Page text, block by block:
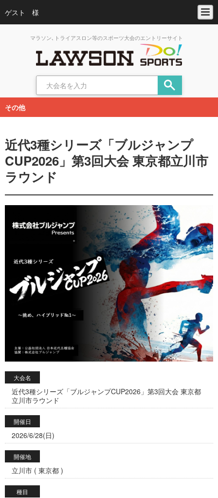
ゲスト 様
マラソン､トライアスロン等のスポーツ大会のエントリーサイト
その他
近代3種シリーズ「ブルジャンプ
CUP2026」第3回大会 東京都立川市
ラウンド
大会名
近代3種シリーズ「ブルジャンプCUP2026」第3回大会 東京都
立川市ラウンド
開催日
2026/6/28(日)
開催地
立川市 ( 東京都 )
種目